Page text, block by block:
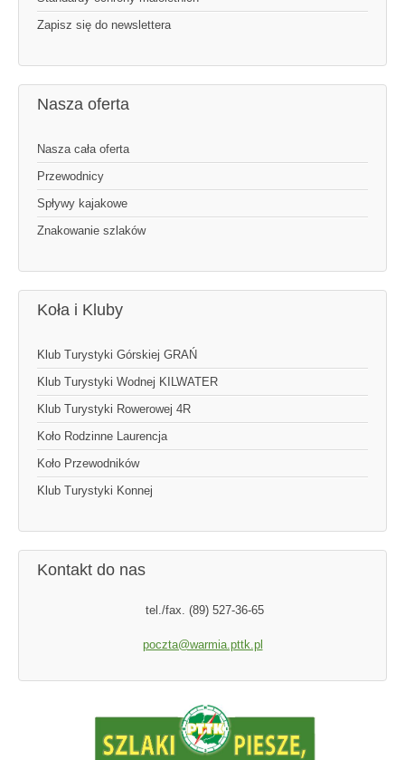
Zapisz się do newslettera
Nasza oferta
Nasza cała oferta
Przewodnicy
Spływy kajakowe
Znakowanie szlaków
Koła i Kluby
Klub Turystyki Górskiej GRAŃ
Klub Turystyki Wodnej KILWATER
Klub Turystyki Rowerowej 4R
Koło Rodzinne Laurencja
Koło Przewodników
Klub Turystyki Konnej
Kontakt do nas
tel./fax. (89) 527-36-65
poczta@warmia.pttk.pl